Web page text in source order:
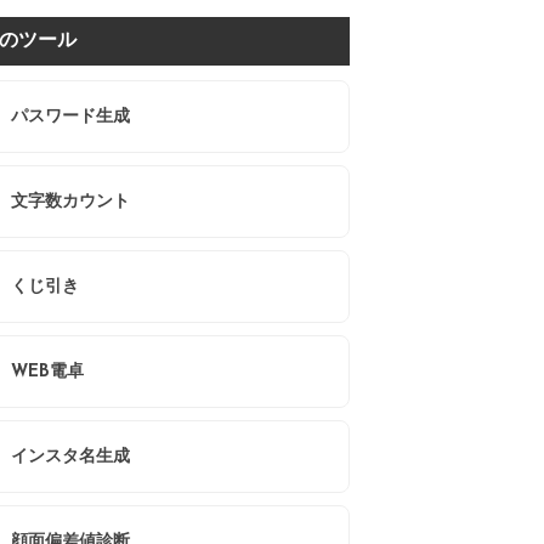
ツール
パスワード生成
文字数カウント
くじ引き
WEB電卓
インスタ名生成